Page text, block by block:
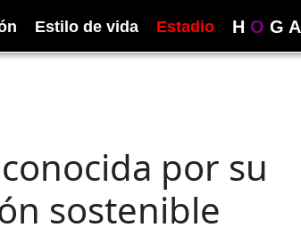
Estilo de vida Estadio H O G A
por su
sostenible